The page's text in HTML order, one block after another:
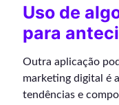
Uso de
para
Outra aplicação
marketing digital é
tendências e